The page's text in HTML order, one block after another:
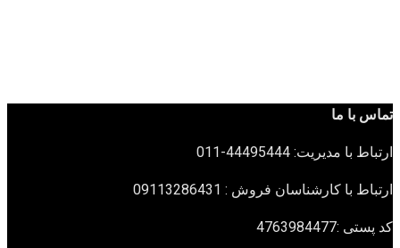
تماس با ما
ارتباط با مدیریت: 44495444-011
ارتباط با کارشناسان فروش : 09113286431
کد پستی :4763984477